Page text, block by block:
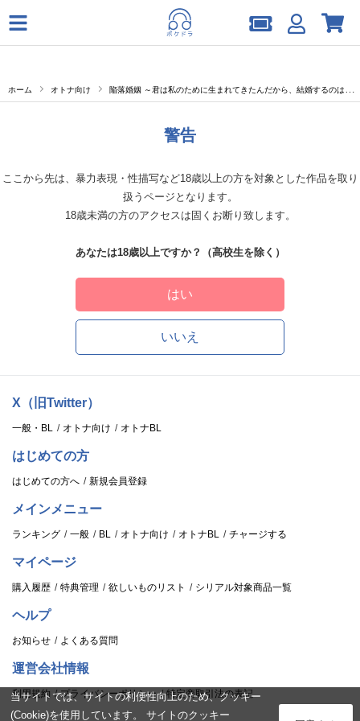
ホーム オトナ向け 陥落婚姻 ～君は私のために生まれてきたんだから、結婚するのは当たり前だよね？～【出演声優：鷹取レイジ】
警告
ここから先は、暴力表現・性描写など18歳以上の方を対象とした作品を取り
扱うページとなります。
18歳未満の方のアクセスは固くお断り致します。
あなたは18歳以上ですか？（高校生を除く）
はい
いいえ
X（旧Twitter）
一般・BL オトナ向け オトナBL
はじめての方
はじめての方へ 新規会員登録
メインメニュー
ランキング 一般 BL オトナ向け オトナBL チャージする
マイページ
購入履歴 特典管理 欲しいものリスト シリアル対象商品一覧
ヘルプ
お知らせ よくある質問
運営会社情報
利用規約 プライバシーポリシー 特定商取引法の表記
当サイトでは、サイトの利便性向上のため、クッキー
(Cookie)を使用しています。 サイトのクッキー